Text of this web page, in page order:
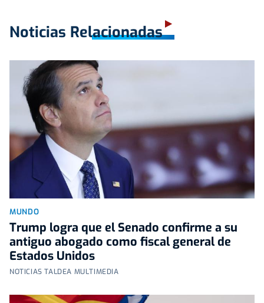
Noticias Relacionadas
MUNDO
Trump logra que el Senado confirme a su
antiguo abogado como fiscal general de
Estados Unidos
NOTICIAS TALDEA MULTIMEDIA